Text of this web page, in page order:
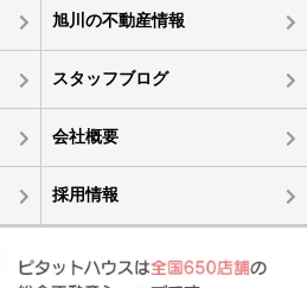
旭川の不動産情報
スタッフブログ
会社概要
採用情報